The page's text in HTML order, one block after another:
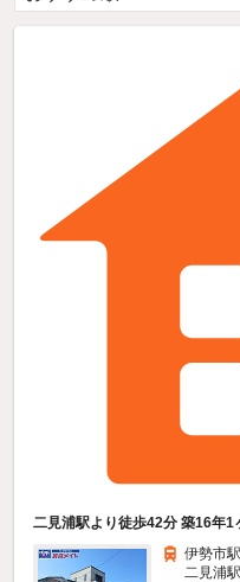
二見浦駅より徒歩42分 築16年1
伊勢市
二見浦